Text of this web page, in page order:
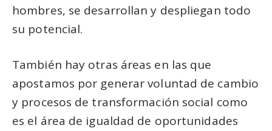
hombres, se desarrollan y despliegan todo
su potencial.
También hay otras áreas en las que
apostamos por generar voluntad de cambio
y procesos de transformación social como
es el área de igualdad de oportunidades